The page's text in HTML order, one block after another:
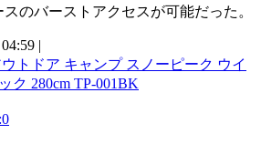
のバーストアクセスが可能だった。
|
トドア キャンプ スノーピーク ウイ
ク 280cm TP-001BK